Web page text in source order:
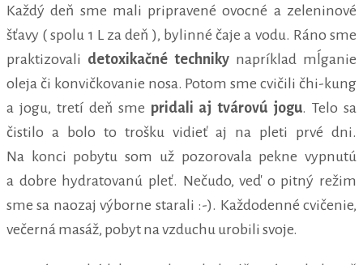
Každý deň sme mali pripravené ovocné a zeleninové
šťavy ( spolu 1 L za deň ), bylinné čaje a vodu. Ráno sme
praktizovali detoxikačné techniky napríklad mĺganie
oleja či konvičkovanie nosa. Potom sme cvičili čhi-kung
a jogu, tretí deň sme pridali aj tvárovú jogu. Telo sa
čistilo a bolo to trošku vidieť aj na pleti prvé dni.
Na konci pobytu som už pozorovala pekne vypnutú
a dobre hydratovanú pleť. Nečudo, veď o pitný režim
sme sa naozaj výborne starali :-). Každodenné cvičenie,
večerná masáž, pobyt na vzduchu urobili svoje.